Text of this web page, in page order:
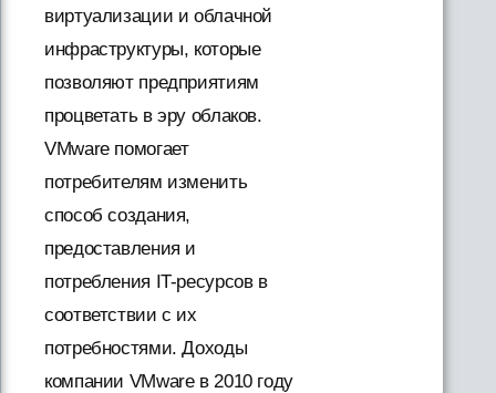
виртуализации и облачной
инфраструктуры, которые
позволяют предприятиям
процветать в эру облаков.
VMware помогает
потребителям изменить
способ создания,
предоставления и
потребления IT-ресурсов в
соответствии с их
потребностями. Доходы
компании VMware в 2010 году